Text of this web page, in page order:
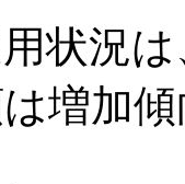
状況
増加